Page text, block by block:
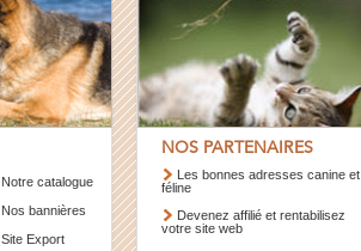
Notre catalogue
Nos bannières
Site Export
NOS PARTENAIRES
Les bonnes adresses canine et
féline
Devenez affilié et rentabilisez
votre site web